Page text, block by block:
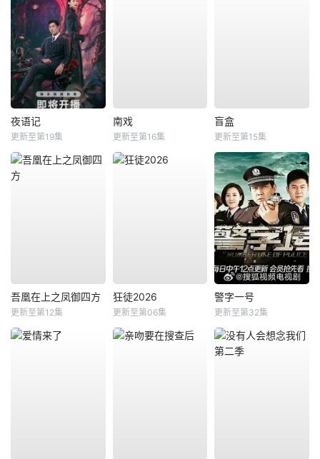
夜语记
更新至第19集
南戏
更新至第16集
盲盒
更新至第15集
吾凰在上之凤御四方
更新至第12集
狂徒2026
更新至第06集
警字一号
更新至第32集